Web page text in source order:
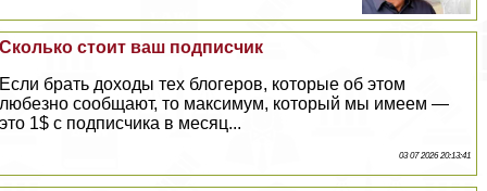
Сколько стоит ваш подписчик
Если брать доходы тех блогеров, которые об этом
любезно сообщают, то максимум, который мы имеем —
это 1$ с подписчика в месяц...
03 07 2026 20:13:41